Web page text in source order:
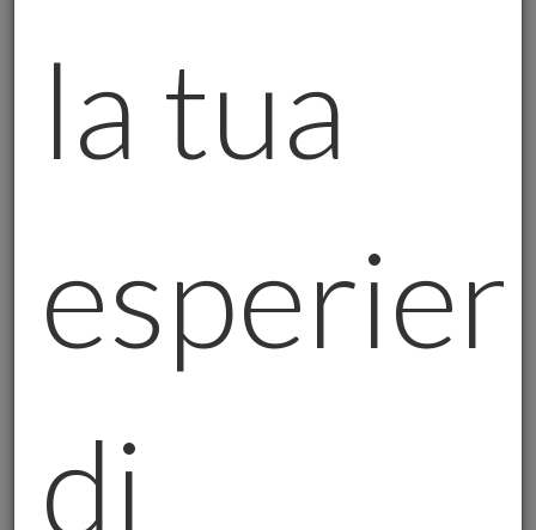
Ma attenzione: la Cina è un gigante che non
dorme mai. Se la domanda dovesse
riprendere, il prezzo dell’oro potrebbe
salire ancora di più.
3. Cosa significa tutto questo per te?
Se stai pensando di investire in oro, questa
situazione potrebbe interessarti. L’oro fisico,
soprattutto in tempi come questi, è una
tuo patrimonio.
Ma attenzione: l’oro non è una “lotteria”. Non
ti farà diventare ricco da un giorno all’altro.
la tua
di